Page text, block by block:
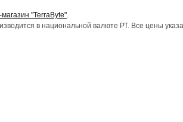
"TerraByte".
в национальной валюте РТ. Все цены